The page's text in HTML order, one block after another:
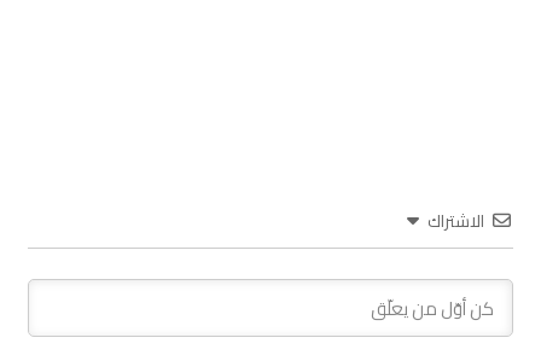
الاشتراك